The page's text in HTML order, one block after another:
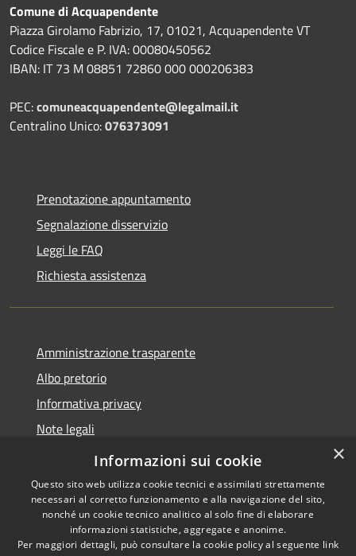
Comune di Acquapendente
Piazza Girolamo Fabrizio, 17, 01021, Acquapendente VT
Codice Fiscale e P. IVA: 00080450562
IBAN: IT 73 M 08851 72860 000 000206383
PEC:comuneacquapendente@legalmail.it
Centralino Unico:076373091
Prenotazione appuntamento
Segnalazione disservizio
Leggi le FAQ
Richiesta assistenza
Amministrazione trasparente
Albo pretorio
Informativa privacy
Note legali
Dichiarazione di accessibilità
Copyright © 2026 • Comune di
×
Informazioni sui cookie
Questo sito web utilizza cookie tecnici e assimilati strettamente
necessari al corretto funzionamento e alla navigazione del sito,
nonché un cookie tecnico analitico al solo fine di elaborare
informazioni statistiche, aggregate e anonime.
Per maggiori dettagli, può consultare la cookie policy al seguente link